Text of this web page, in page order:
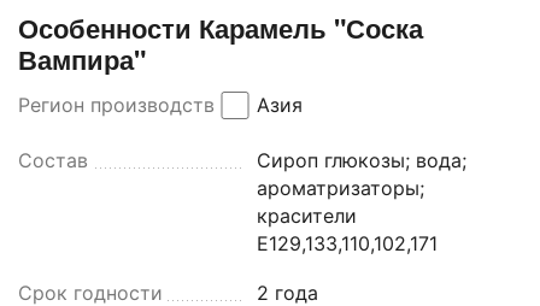
Особенности Карамель "Соска
Вампира"
Регион производства Азия
Состав
Сироп глюкозы; вода;
ароматризаторы;
красители
Е129,133,110,102,171
Срок годности 2 года